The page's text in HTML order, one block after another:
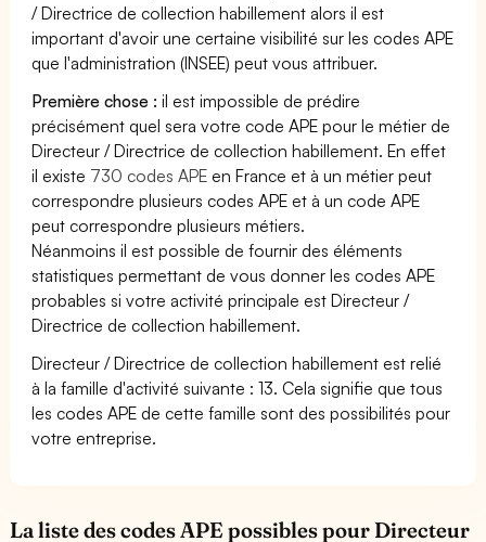
/ Directrice de collection habillement alors il est
important d'avoir une certaine visibilité sur les codes APE
que l'administration (INSEE) peut vous attribuer.
Première chose : il est impossible de prédire
précisément quel sera votre code APE pour le métier de
Directeur / Directrice de collection habillement. En effet
il existe 730 codes APE en France et à un métier peut
correspondre plusieurs codes APE et à un code APE
peut correspondre plusieurs métiers.
Néanmoins il est possible de fournir des éléments
statistiques permettant de vous donner les codes APE
probables si votre activité principale est Directeur /
Directrice de collection habillement.
Directeur / Directrice de collection habillement est relié
à la famille d'activité suivante : 13. Cela signifie que tous
les codes APE de cette famille sont des possibilités pour
votre entreprise.
La liste des codes APE possibles pour Directeur